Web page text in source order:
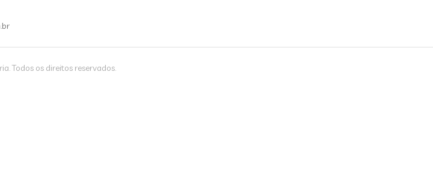
Todos os direitos reservados.